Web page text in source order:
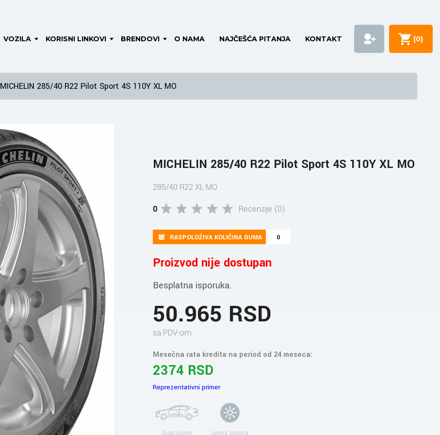
VOZILA KORISNI LINKOVI BRENDOVI O NAMA NAJČEŠĆA PITANJA KONTAKT (0)
MICHELIN 285/40 R22 Pilot Sport 4S 110Y XL MO
MICHELIN 285/40 R22 Pilot Sport 4S 110Y XL MO
285/40 R22 XL MO
0
Recenzije (0)
RASPOLOŽIVA KOLIČINA GUMA 0
Proizvod nije dostupan
Besplatna isporuka.
50.965 RSD
sa PDV-om
Mesečna rata kredita na period od 24 meseca:
2374 RSD
Reprezentativni primer
Auto gume Letnja sezona